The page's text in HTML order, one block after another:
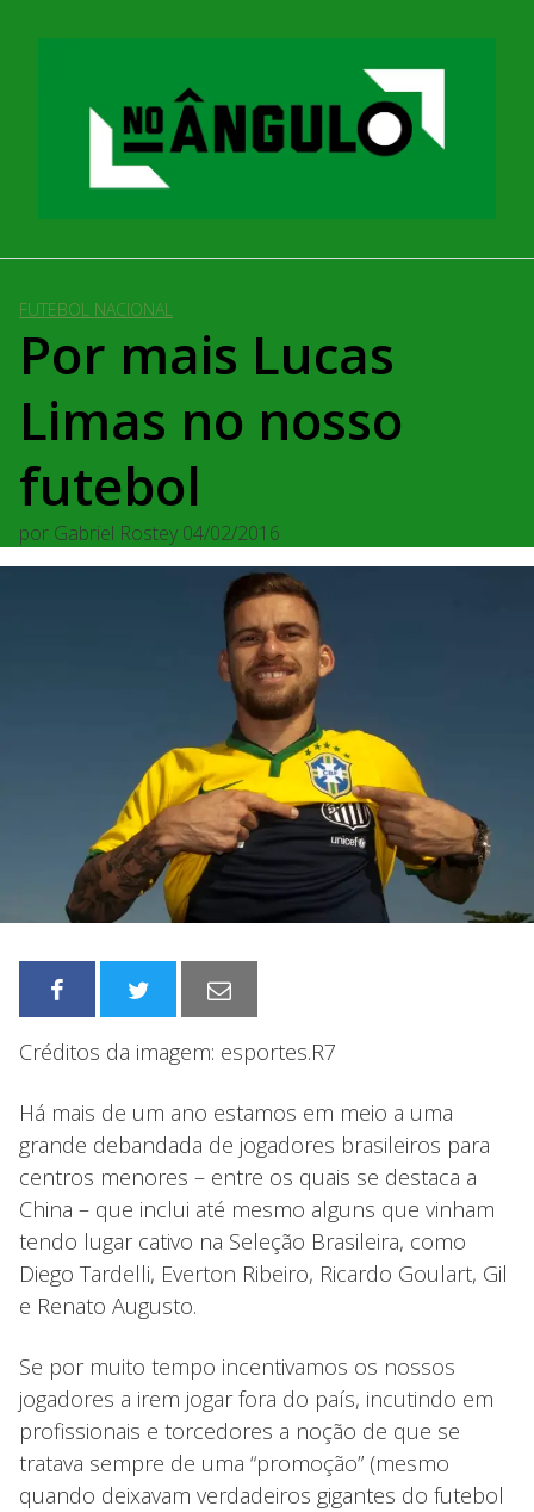
FUTEBOL NACIONAL
Por mais Lucas
Limas no nosso
futebol
por Gabriel Rostey 04/02/2016
Créditos da imagem: esportes.R7
Há mais de um ano estamos em meio a uma
grande debandada de jogadores brasileiros para
centros menores – entre os quais se destaca a
China – que inclui até mesmo alguns que vinham
tendo lugar cativo na Seleção Brasileira, como
Diego Tardelli, Everton Ribeiro, Ricardo Goulart, Gil
e Renato Augusto.
Se por muito tempo incentivamos os nossos
jogadores a irem jogar fora do país, incutindo em
profissionais e torcedores a noção de que se
tratava sempre de uma “promoção” (mesmo
quando deixavam verdadeiros gigantes do futebol